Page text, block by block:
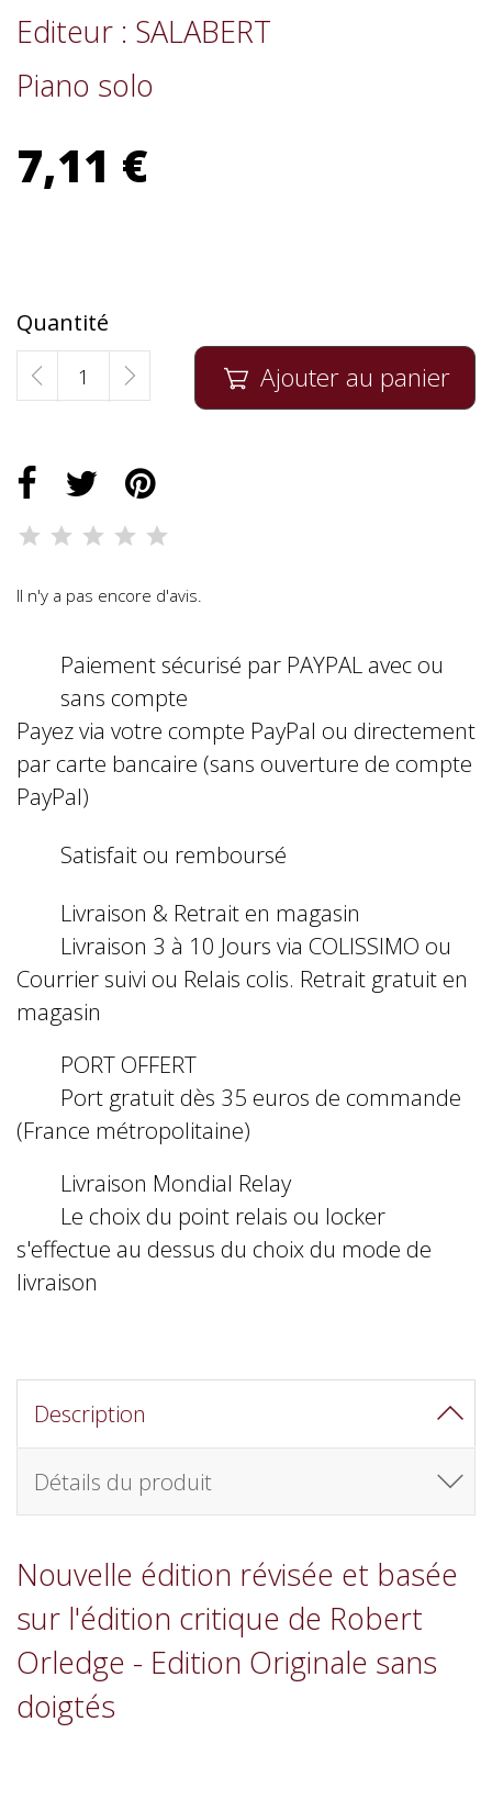
Editeur : SALABERT
Piano solo
7,11 €
Quantité
 Ajouter au panier
Il n'y a pas encore d'avis.
Paiement sécurisé par PAYPAL avec ou
sans compte
Payez via votre compte PayPal ou directement
par carte bancaire (sans ouverture de compte
PayPal)
Satisfait ou remboursé
Livraison & Retrait en magasin
Livraison 3 à 10 Jours via COLISSIMO ou
Courrier suivi ou Relais colis. Retrait gratuit en
magasin
PORT OFFERT
Port gratuit dès 35 euros de commande
(France métropolitaine)
Livraison Mondial Relay
Le choix du point relais ou locker
s'effectue au dessus du choix du mode de
livraison
Description
Détails du produit
Nouvelle édition révisée et basée
sur l'édition critique de Robert
Orledge - Edition Originale sans
doigtés